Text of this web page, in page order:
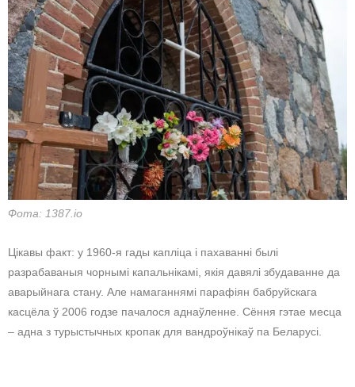
Фота: 1387.io
Цікавы факт: у 1960-я гады капліца і пахаванні былі
разрабаваныя чорнымі капальнікамі, якія давялі збудаванне да
аварыйнага стану. Але намаганнямі парафіян бабруйскага
касцёла ў 2006 годзе пачалося аднаўленне. Сёння гэтае месца
– адна з турыстычных кропак для вандроўнікаў па Беларусі.